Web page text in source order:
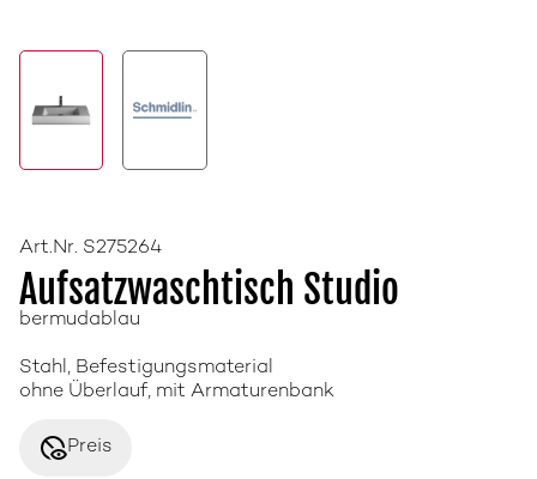
Art.Nr. S275264
Aufsatzwaschtisch Studio
bermudablau
Stahl, Befestigungsmaterial
ohne Überlauf, mit Armaturenbank
disabled_visiblePreis